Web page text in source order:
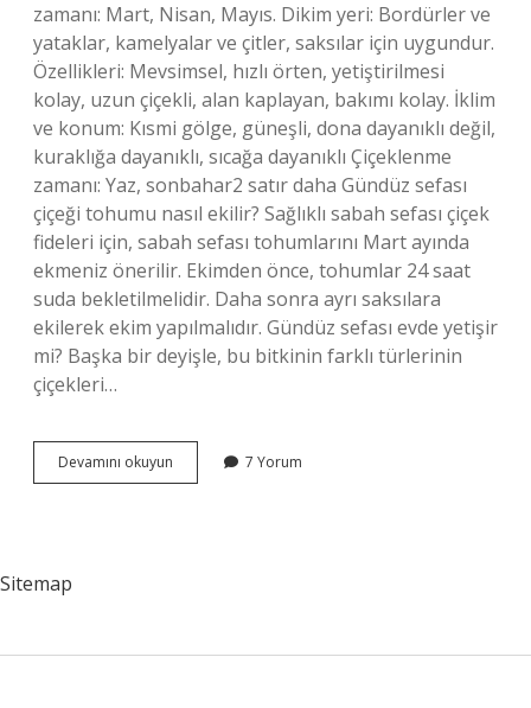
zamanı: Mart, Nisan, Mayıs. Dikim yeri: Bordürler ve
yataklar, kamelyalar ve çitler, saksılar için uygundur.
Özellikleri: Mevsimsel, hızlı örten, yetiştirilmesi
kolay, uzun çiçekli, alan kaplayan, bakımı kolay. İklim
ve konum: Kısmi gölge, güneşli, dona dayanıklı değil,
kuraklığa dayanıklı, sıcağa dayanıklı Çiçeklenme
zamanı: Yaz, sonbahar2 satır daha Gündüz sefası
çiçeği tohumu nasıl ekilir? Sağlıklı sabah sefası çiçek
fideleri için, sabah sefası tohumlarını Mart ayında
ekmeniz önerilir. Ekimden önce, tohumlar 24 saat
suda bekletilmelidir. Daha sonra ayrı saksılara
ekilerek ekim yapılmalıdır. Gündüz sefası evde yetişir
mi? Başka bir deyişle, bu bitkinin farklı türlerinin
çiçekleri…
Devamını okuyun
Sefası
7 Yorum
Sitemap